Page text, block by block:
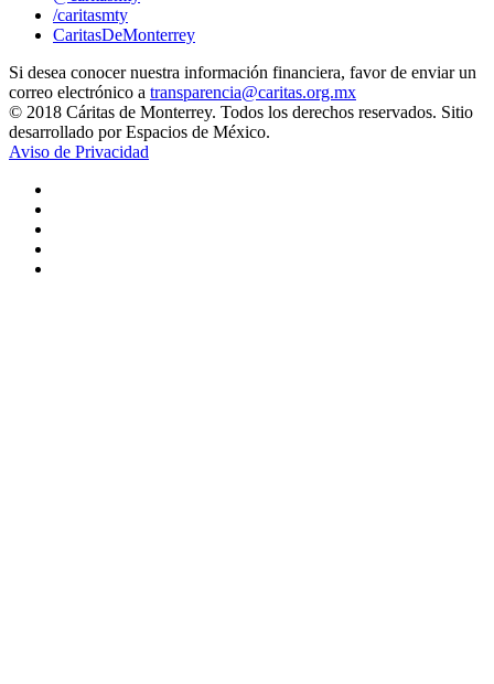
/caritasmty
CaritasDeMonterrey
Si desea conocer nuestra información financiera, favor de enviar un
correo electrónico a transparencia@caritas.org.mx
© 2018 Cáritas de Monterrey. Todos los derechos reservados. Sitio
desarrollado por Espacios de México.
Aviso de Privacidad